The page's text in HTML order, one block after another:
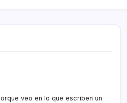
veo en lo que escriben un